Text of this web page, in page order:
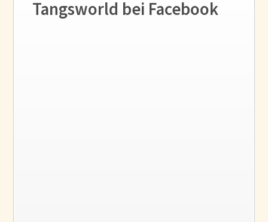
Tangsworld bei Facebook